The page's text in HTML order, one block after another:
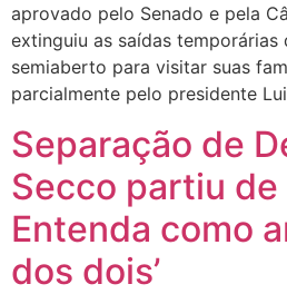
aprovado pelo Senado e pela
extinguiu as saídas
semiaberto para visitar suas
parcialmente pelo presidente
Separação de
Secco partiu de
Entenda como
dos dois’